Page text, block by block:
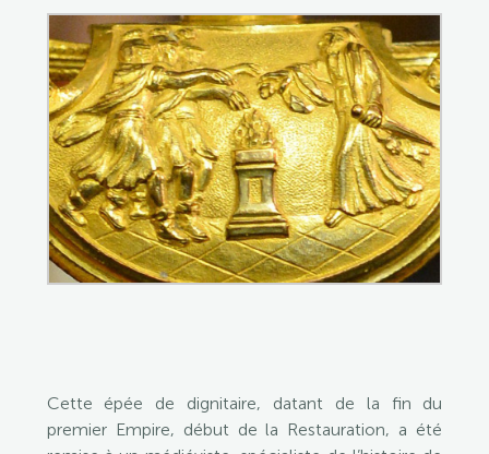
Cette épée de dignitaire, datant de la fin du
premier Empire, début de la Restauration, a été